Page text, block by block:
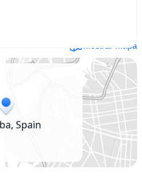
Mostrar mapa
Spain